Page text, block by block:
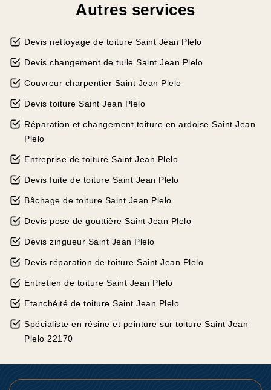
Autres services
Devis nettoyage de toiture Saint Jean Plelo
Devis changement de tuile Saint Jean Plelo
Couvreur charpentier Saint Jean Plelo
Devis toiture Saint Jean Plelo
Réparation et changement toiture en ardoise Saint Jean
Plelo
Entreprise de toiture Saint Jean Plelo
Devis fuite de toiture Saint Jean Plelo
Bâchage de toiture Saint Jean Plelo
Devis pose de gouttière Saint Jean Plelo
Devis zingueur Saint Jean Plelo
Devis réparation de toiture Saint Jean Plelo
Entretien de toiture Saint Jean Plelo
Etanchéité de toiture Saint Jean Plelo
Spécialiste en résine et peinture sur toiture Saint Jean
Plelo 22170